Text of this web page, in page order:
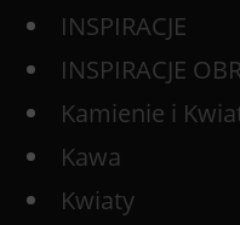
INSPIRACJE
INSPIRACJE
Kamienie i
Kawa
Kwiaty